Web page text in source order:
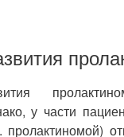
у части